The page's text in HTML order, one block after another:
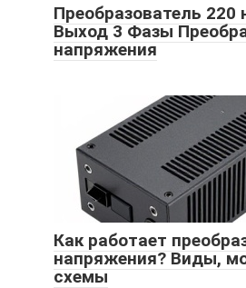
Преобразователь 220
Выход 3 Фазы
напряжения
Как работает
напряжения? Виды,
схемы